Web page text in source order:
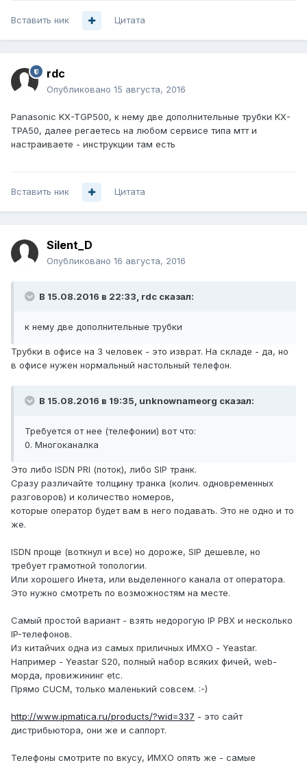
Вставить ник Цитата
rdc
Опубликовано 15 августа, 2016
Panasonic KX-TGP500, к нему две дополнительные трубки KX-
TPA50, далее регаетесь на любом сервисе типа мтт и
настраиваете - инструкции там есть
Вставить ник Цитата
Silent_D
Опубликовано 16 августа, 2016
В 15.08.2016 в 22:33, rdc сказал:
к нему две дополнительные трубки
Трубки в офисе на 3 человек - это изврат. На складе - да, но
в офисе нужен нормальный настольный телефон.
В 15.08.2016 в 19:35, unknownameorg сказал:
Требуется от нее (телефонии) вот что:
0. Многоканалка
Это либо ISDN PRI (поток), либо SIP транк.
Сразу различайте толщину транка (колич. одновременных
разговоров) и количество номеров,
которые оператор будет вам в него подавать. Это не одно и то
же.
ISDN проще (воткнул и все) но дороже, SIP дешевле, но
требует грамотной топологии.
Или хорошего Инета, или выделенного канала от оператора.
Это нужно смотреть по возможностям на месте.
Самый простой вариант - взять недорогую IP PBX и несколько
IP-телефонов.
Из китайчих одна из самых приличных ИМХО - Yeastar.
Например - Yeastar S20, полный набор всяких фичей, web-
морда, провижининг etc.
Прямо CUCM, только маленький совсем. :-)
http://www.ipmatica.ru/products/?wid=337 - это сайт
дистрибьютора, они же и саппорт.
Телефоны смотрите по вкусу, ИМХО опять же - самые